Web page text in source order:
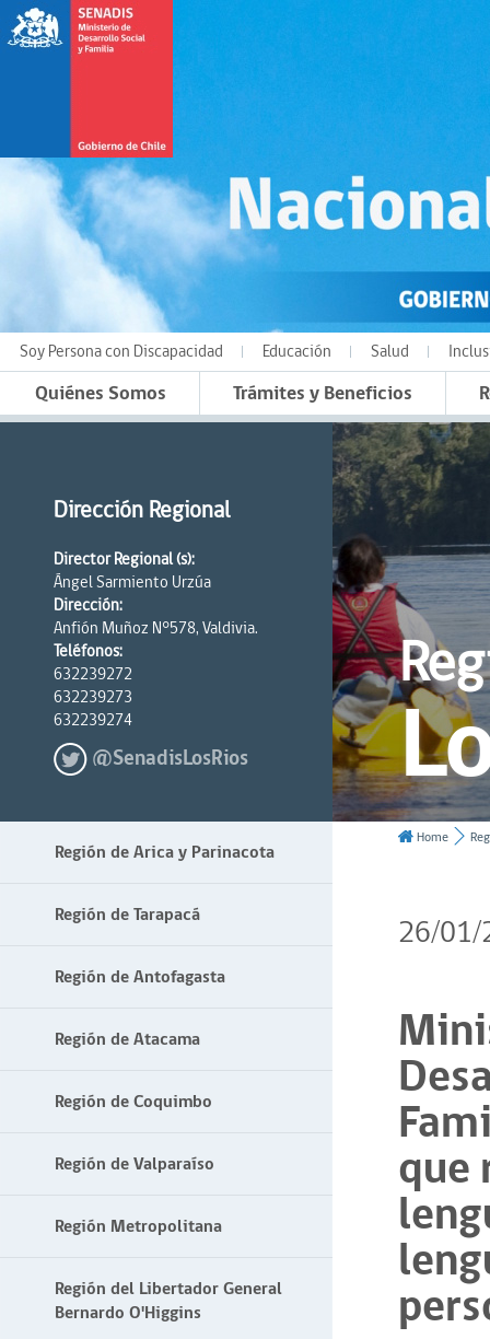
Soy Persona con Discapacidad Educación Salud
Quiénes Somos Trámites y Beneficios
Dirección Regional
Director Regional (s):
Ángel Sarmiento Urzúa
Dirección:
Anfión Muñoz N°578, Valdivia.
Teléfonos:
632239272
632239273
632239274
@SenadisLosRios
Región de Arica y Parinacota
Región de Tarapacá
Región de Antofagasta
Región de Atacama
Región de Coquimbo
Región de Valparaíso
Región Metropolitana
Región del Libertador General
Bernardo O'Higgins
Home
26/
que